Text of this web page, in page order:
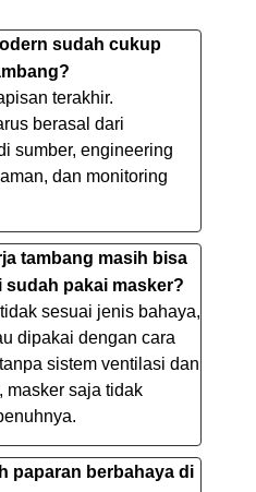
sudah cukup
terakhir.
berasal dari
sumber, engineering
dan monitoring
tambang masih bisa
pakai masker?
sesuai jenis bahaya,
dipakai dengan cara
sistem ventilasi dan
masker saja tidak
paparan berbahaya di